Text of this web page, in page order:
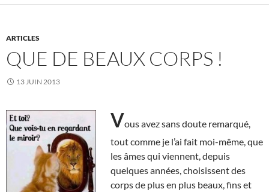
ARTICLES
QUE DE BEAUX CORPS !
13 JUIN 2013
Vous avez sans doute remarqué,
tout comme je l’ai fait moi-même, que
les âmes qui viennent, depuis
quelques années, choisissent des
corps de plus en plus beaux, fins et